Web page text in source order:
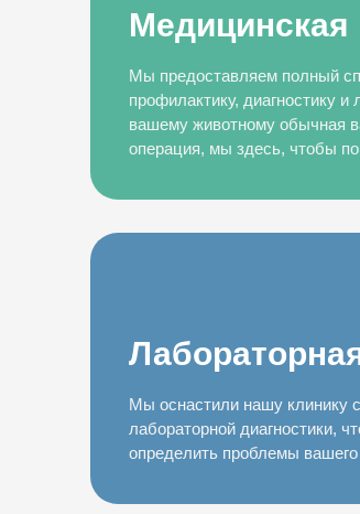
Мы предоставляем полный
профилактику, диагностику
вашему животному обычная
операция, мы здесь, чтобы
Мы оснастили нашу клинику
лабораторной диагностики,
определить проблемы вашего